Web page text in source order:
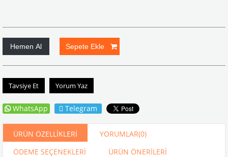
Tavsiye Et Yorum Yaz
WhatsApp Telegram
ÜRÜN ÖZELLIKLERI YORUMLAR(0)
ÖDEME SEÇENEKLERI
ÜRÜN ÖNERILERI